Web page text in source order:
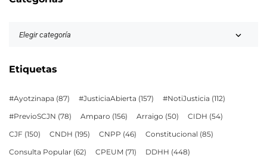
Etiquetas
#Ayotzinapa (87) #JusticiaAbierta (157) #NotiJusticia (112)
#PrevioSCJN (78) Amparo (156) Arraigo (50) CIDH (54)
CJF (150) CNDH (195) CNPP (46) Constitucional (85)
Consulta Popular (62) CPEUM (71) DDHH (448)